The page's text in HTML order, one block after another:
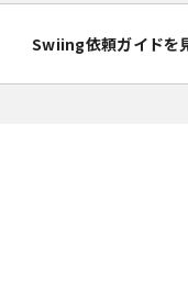
Swiing依頼ガイドを